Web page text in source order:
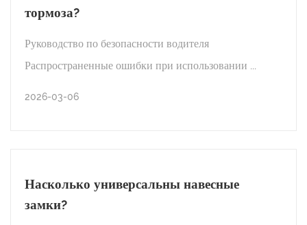
тормоза?
Руководство по безопасности водителя
Распространенные ошибки при использовании ...
2026-03-06
использовании блокировки дискового
Насколько универсальны навесные
замки?